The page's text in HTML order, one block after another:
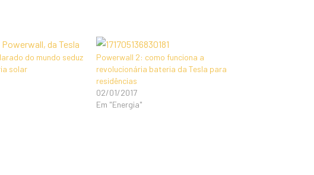
do mundo seduz
solar
Powerwall 2: como funciona a
revolucionária bateria da Tesla para
residências
02/01/2017
Em "Energia"